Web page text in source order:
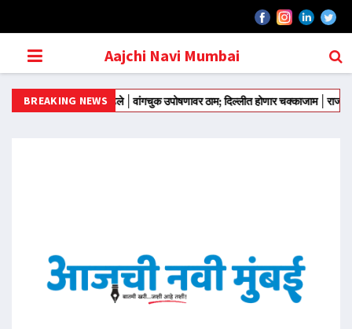
Aajchi Navi Mumbai
BREAKING NEWS
आंदोलन मोडीत काढले वांगचुक उपोषणावर ठाम; दिल्लीत होणार चक्काजाम राज्याच्या